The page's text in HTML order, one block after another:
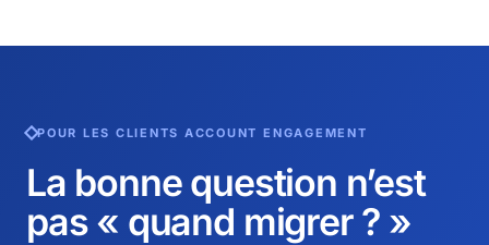
POUR LES CLIENTS ACCOUNT ENGAGEMENT
La bonne question n’est
pas « quand migrer ? »